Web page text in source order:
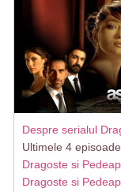
Despre serialul
Ultimele 4 episoade
Dragoste si
Dragoste si